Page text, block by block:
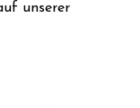
unserer